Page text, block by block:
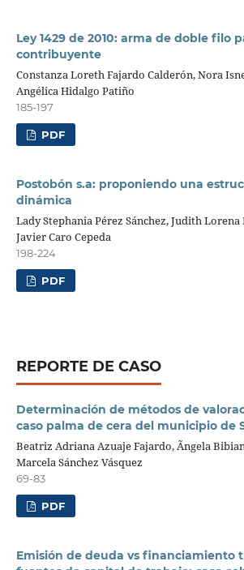
Ley 1429 de 2010: arma de doble filo
contribuyente
Constanza Loreth Fajardo Calderón, Nora
Angélica Hidalgo Patiño
185-197
PDF
Postobón s.a: proponiendo una
dinámica
Lady Stephania Pérez Sánchez, Judith
Javier Caro Cepeda
198-224
PDF
REPORTE DE CASO
Determinación de métodos de
caso palma de cera del municipio de
Beatriz Adriana Azuaje Fajardo, Ãngela
Marcela Sánchez Vásquez
69-83
PDF
Emisión de deuda vs financiamiento